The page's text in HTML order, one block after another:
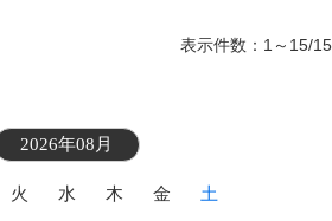
表示件数：1～15/15
2026年08月
火 水 木 金
土